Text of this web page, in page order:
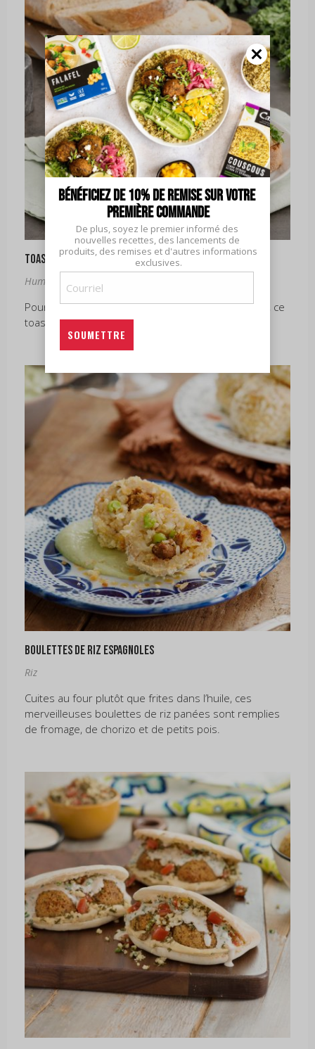
Toast à l’houmous, au chou frisé et à la betterave
Hummus
Pour un dîner ou une collation rapide et délicieuse, ce
toast à l’houmous est sain et facile à assembler.
Boulettes de riz espagnoles
Riz
Cuites au four plutôt que frites dans l’huile, ces
merveilleuses boulettes de riz panées sont remplies
de fromage, de chorizo ​​et de petits pois.
Bénéficiez de 10% de remise sur votre
première commande
De plus, soyez le premier informé des
nouvelles recettes, des lancements de
produits, des remises et d'autres informations
exclusives.
Courriel
(Nécessaire)